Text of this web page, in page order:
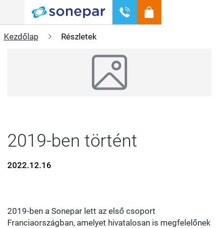
Kezdőlap
Részletek
2019-ben történt
2022.12.16
2019-ben a Sonepar lett az első csoport
Franciaországban, amelyet hivatalosan is megfelelőnek